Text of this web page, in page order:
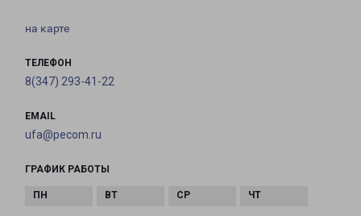
на карте
ТЕЛЕФОН
8(347) 293-41-22
EMAIL
ufa@pecom.ru
ГРАФИК РАБОТЫ